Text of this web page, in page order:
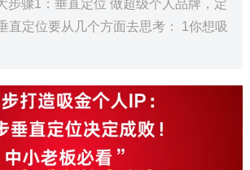
步骤1：垂直定位 做超级个人品牌，定
直定位要从几个方面去思考： 1你想吸